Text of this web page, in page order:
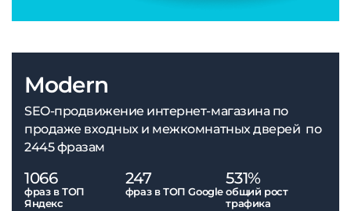
Modern
SEO-продвижение интернет-магазина по
продаже входных и межкомнатных дверей по
2445 фразам
1066
фраз в ТОП
Яндекс
247
фраз в ТОП Google
531%
общий рост
трафика